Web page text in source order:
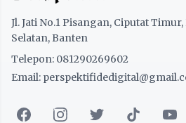
Jl. Jati No.1 Pisangan, Ciputat
Selatan, Banten
Telepon: 081290269602
Email: